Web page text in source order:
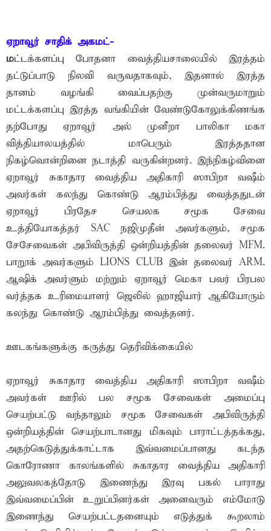
ஏறாவூர் சாதிக் அகமட்-
மட்டக்களப்பு போதனா வைத்தியசாலையில் இரத்தம்
தட்டுப்பாடு நிலவி வருவதாகவும், இதனால் இரத்த
தானம் வழங்கி வைப்பதற்கு முன்வருமாறும்
மட்டக்களப்பு இரத்த வங்கியின் வேண்டுகோலுக்கிணங்க
தற்போது ஏறாவூர் அல் முனீறா பாலிகா மகா
வித்தியாலயத்தில் மாபெரும் இரத்ததான
நிகழ்வொன்றினை நடாத்தி வருகின்றனர். இந்நிகழ்வினை
ஏறாவூர் சுகாதார வைத்திய அதிகாரி ஸாபிறா வஷீம்
அவர்கள் கலந்து கொண்டு ஆரம்பித்து வைத்ததுடன்
ஏறாவூர் பிரதேச செயலக சமூக சேவை
உத்தியோகத்தர் SAC நஜிமுதீன் அவர்களும், சமூக
சேசேவைகள் அபிவிருத்தி ஒன்றியத்தின் தலைவர் MFM.
பாறூக் அவர்களும் LIONS CLUB இன் தலைவர் ARM.
ஆஷிக் அவர்ளும் மற்றும் ஏறாவூர் மெகா பவர் பிரபல
வர்த்தக உரிமையாளர் ஜெலில் ஹாஜியார் ஆகியோரும்
கலந்து கொண்டு ஆரம்பித்து வைத்தனர்.
ஊடகங்களுக்கு கருத்து தெரிவிக்கையில்
ஏறாவூர் சுகாதார வைத்திய அதிகாரி ஸாபிறா வஷீம்
அவர்கள் ஊரில் பல சமூக சேவைகள் அமைப்பு
செயற்பட்டு வந்தாலும் சமூக சேவைகள் அபிவிருத்தி
ஒன்றியத்தின் செயற்பாடானது மிகவும் பாராட்டத்தக்கது,
அதற்கெடுத்துக்காட்டாக இவ்வமைப்பானது கடந்த
கொரோணா காலங்களில் சுகாதார வைத்திய அதிகாரி
அலுவலகத்தோடு இணைந்து இரவு பகல் பாராது
இவ்வமைப்பின் உறுப்பினர்கள் அனைவரும் எம்மோடு
இணைந்து செயற்பட்டதனையும் எடுத்துக் கூறலாம்